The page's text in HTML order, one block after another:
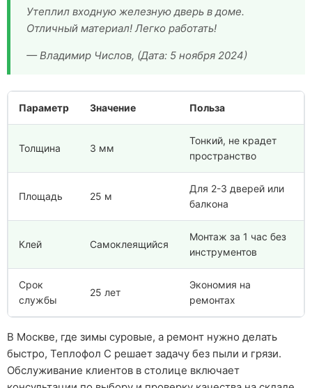
Утеплил входную железную дверь в доме.
Отличный материал! Легко работать!
— Владимир Числов, (Дата: 5 ноября 2024)
Параметр Значение Польза
Толщина 3 мм
Тонкий, не крадет
пространство
Площадь 25 м
Для 2-3 дверей или
балкона
Клей Самоклеящийся
Монтаж за 1 час без
инструментов
Срок
службы
25 лет
Экономия на
ремонтах
В Москве, где зимы суровые, а ремонт нужно делать
быстро, Теплофол С решает задачу без пыли и грязи.
Обслуживание клиентов в столице включает